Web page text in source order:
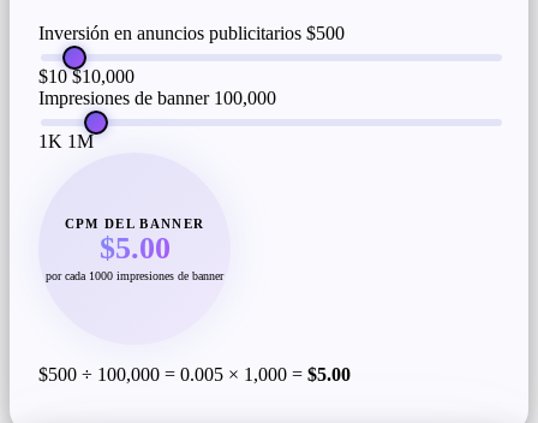
Inversión en anuncios publicitarios $500
$10 $10,000
Impresiones de banner 100,000
1K 1M
CPM DEL BANNER
$5.00
por cada 1000 impresiones de banner
$500 ÷ 100,000 = 0.005 × 1,000 = $5.00